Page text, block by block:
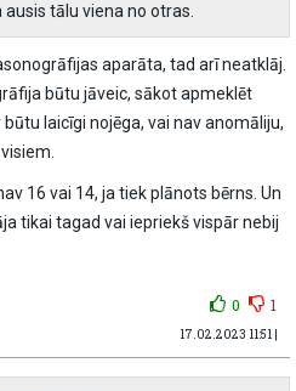
ausis tālu viena no otras.
aparāta, tad arī neatklāj.
būtu jāveic, sākot apmeklēt
laicīgi nojēga, vai nav anomāliju,
16 vai 14, ja tiek plānots bērns. Un
tikai tagad vai iepriekš vispār nebij
0 1
17.02.2023 11:51 |